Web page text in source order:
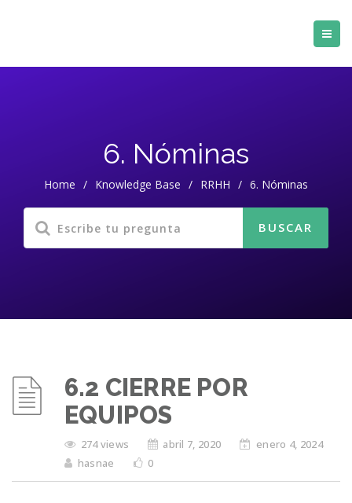
6. Nóminas
Home / Knowledge Base / RRHH / 6. Nóminas
6.2 CIERRE POR
EQUIPOS
274 views abril 7, 2020
enero 4, 2024
hasnae
0